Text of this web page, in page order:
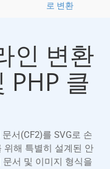
로 변환
인 변환
PHP 클
서(CF2)를 SVG로 손
위해 특별히 설계된 안
문서 및 이미지 형식을